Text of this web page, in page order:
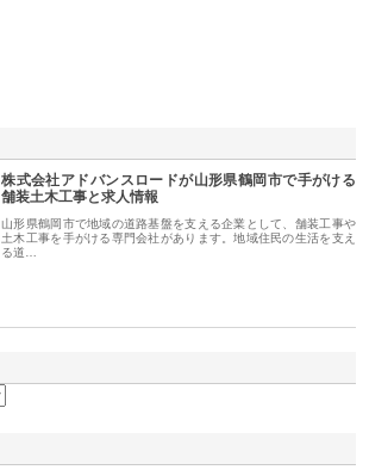
株式会社アドバンスロードが山形県鶴岡市で手がける
舗装土木工事と求人情報
山形県鶴岡市で地域の道路基盤を支える企業として、舗装工事や
土木工事を手がける専門会社があります。地域住民の生活を支え
る道…